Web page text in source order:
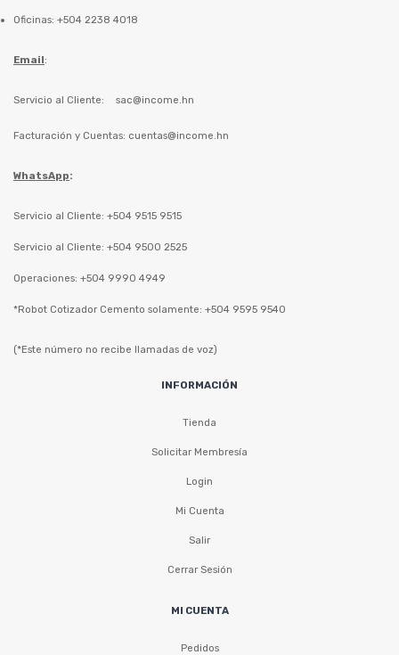
Oficinas: +504 2238 4018
Email:
Servicio al Cliente: sac@income.hn
Facturación y Cuentas: cuentas@income.hn
WhatsApp:
Servicio al Cliente: +504 9515 9515
Servicio al Cliente: +504 9500 2525
Operaciones: +504 9990 4949
*Robot Cotizador Cemento solamente: +504 9595 9540
(*Este número no recibe llamadas de voz)
INFORMACIÓN
Tienda
Solicitar Membresía
Login
Mi Cuenta
Salir
Cerrar Sesión
MI CUENTA
Pedidos